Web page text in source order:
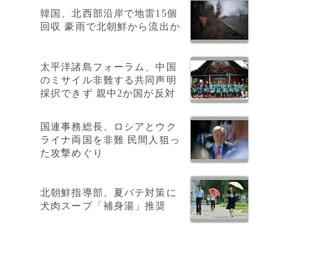
韓国、北西部沿岸で地雷15個
回収 豪雨で北朝鮮から流出か
太平洋諸島フォーラム、中国
のミサイル非難する共同声明
採択できず 親中2か国が反対
国連事務総長、ロシアとウク
ライナ両国を非難 民間人狙っ
た攻撃めぐり
北朝鮮指導部、夏バテ対策に
犬肉スープ「補身湯」推奨